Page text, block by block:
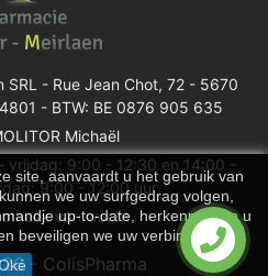
site, aanvaardt u het gebruik van
we uw surfgedrag volgen,
up-to-date, herkennen we u
beveiligen we uw verbinding.
SRL - Rue Jean Chot, 72 - 5670
- BTW: BE 0876 905 635
Michaël
vrijdag: 9:00 - 12:30 en 14:00 -
9:00 - 12:00 uur
van wacht
- ColisPharma